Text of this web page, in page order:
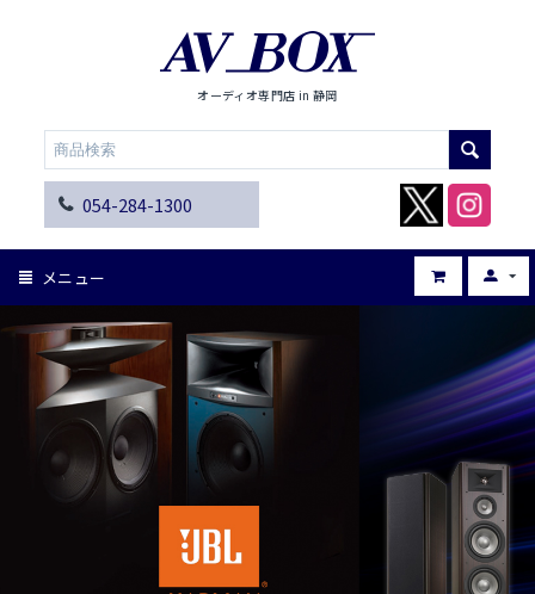
オーディオ専門店 in 静岡
054-284-1300
メニュー